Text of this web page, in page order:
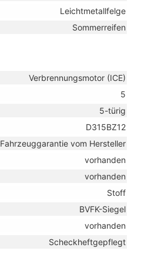
Leichtmetallfelge
Sommerreifen
Verbrennungsmotor (ICE)
5
5-türig
D315BZ12
Fahrzeuggarantie vom Hersteller
vorhanden
vorhanden
Stoff
BVFK-Siegel
vorhanden
Scheckheftgepflegt